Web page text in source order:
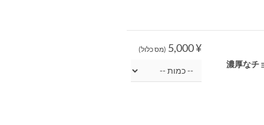
¥ 5,000 (מס כלול)
濃厚なチ